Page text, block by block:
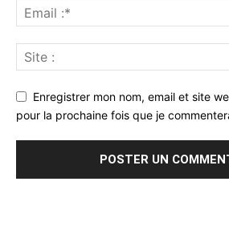
Enregistrer mon nom, email et site
pour la prochaine fois que je